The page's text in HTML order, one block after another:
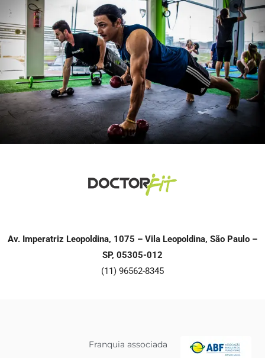
Av. Imperatriz Leopoldina, 1075 – Vila Leopoldina, São Paulo –
SP, 05305-012
(11) 96562-8345
Franquia associada